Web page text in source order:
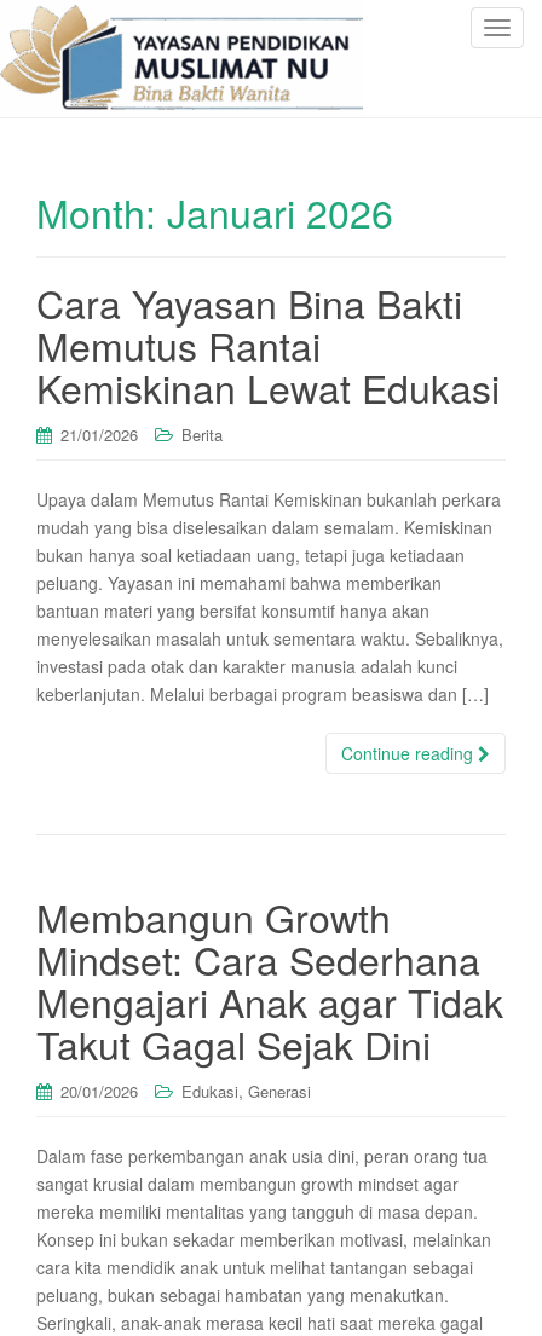
T
Month: Januari 2026
Cara Yayasan Bina Bakti
Memutus Rantai
Kemiskinan Lewat Edukasi
21/01/2026 Berita
Upaya dalam Memutus Rantai Kemiskinan bukanlah perkara
mudah yang bisa diselesaikan dalam semalam. Kemiskinan
bukan hanya soal ketiadaan uang, tetapi juga ketiadaan
peluang. Yayasan ini memahami bahwa memberikan
bantuan materi yang bersifat konsumtif hanya akan
menyelesaikan masalah untuk sementara waktu. Sebaliknya,
investasi pada otak dan karakter manusia adalah kunci
keberlanjutan. Melalui berbagai program beasiswa dan […]
Continue reading
Membangun Growth
Mindset: Cara Sederhana
Mengajari Anak agar Tidak
Takut Gagal Sejak Dini
20/01/2026 Edukasi, Generasi
Dalam fase perkembangan anak usia dini, peran orang tua
sangat krusial dalam membangun growth mindset agar
mereka memiliki mentalitas yang tangguh di masa depan.
Konsep ini bukan sekadar memberikan motivasi, melainkan
cara kita mendidik anak untuk melihat tantangan sebagai
peluang, bukan sebagai hambatan yang menakutkan.
Seringkali, anak-anak merasa kecil hati saat mereka gagal